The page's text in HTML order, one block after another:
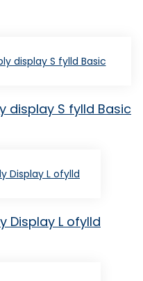
display S fylld Basic
Display L ofylld